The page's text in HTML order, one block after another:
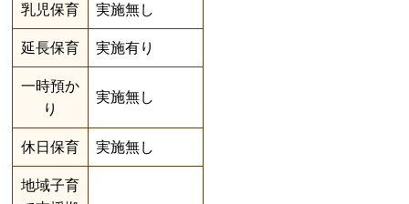
乳児保育 実施無し
延長保育 実施有り
一時預か
り
実施無し
休日保育 実施無し
地域子育